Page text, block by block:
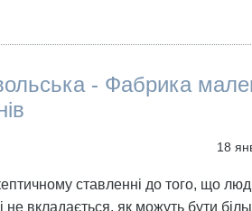
- Фабрика
18
ставленні до того, що
не вкладається, як можуть бути